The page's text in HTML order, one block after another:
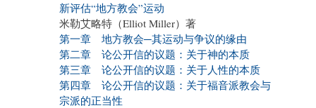
新评估“地方教会”运动
米勒艾略特（Elliot Miller）著
第一章 地方教会─其运动与争议的缘由
第二章 论公开信的议题：关于神的本质
第三章 论公开信的议题：关于人性的本质
第四章 论公开信的议题：关于福音派教会与
宗派的正当性